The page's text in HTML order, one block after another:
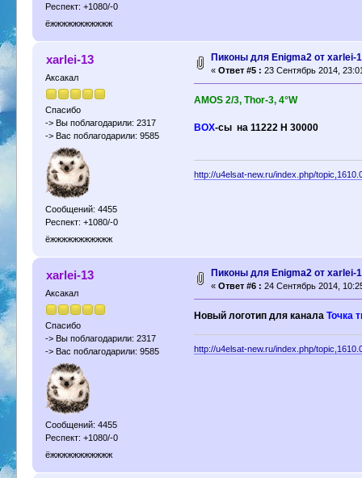
Респект: +1080/-0
ёжжжжжжжжжжж
xarlei-13
Аксакал
Спасибо
-> Вы поблагодарили: 2317
-> Вас поблагодарили: 9585
Сообщений: 4455
Респект: +1080/-0
ёжжжжжжжжжжж
Пиконы для Enigma2 от xarlei-
«Ответ #5 : 23 Сентябрь 2014,
AMOS 2/3, Thor-3, 4°W
BOX-сы на 11222 Н 30000
http://u4elsat-new.ru/index.php/
xarlei-13
Аксакал
Спасибо
-> Вы поблагодарили: 2317
-> Вас поблагодарили: 9585
Сообщений: 4455
Респект: +1080/-0
ёжжжжжжжжжжж
Пиконы для Enigma2 от xarlei-
«Ответ #6 : 24 Сентябрь 2014,
Новый логотип для канала Точка
http://u4elsat-new.ru/index.php/